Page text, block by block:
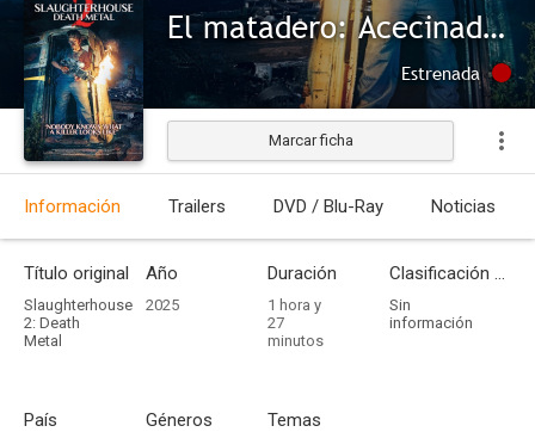
El matadero: Acecinados
Estrenada
Marcar ficha
Información Trailers DVD / Blu-Ray Noticias
Título original
Slaughterhouse
2: Death
Metal
Año
2025
Duración
1 hora y
27
minutos
Clasificación por edades
Sin
información
País Géneros Temas